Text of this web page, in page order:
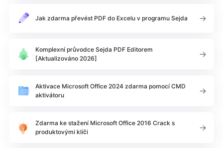
Jak zdarma převést PDF do Excelu v programu Sejda
Komplexní průvodce Sejda PDF Editorem
[Aktualizováno 2026]
Aktivace Microsoft Office 2024 zdarma pomocí CMD
aktivátoru
Zdarma ke stažení Microsoft Office 2016 Crack s
produktovými klíči